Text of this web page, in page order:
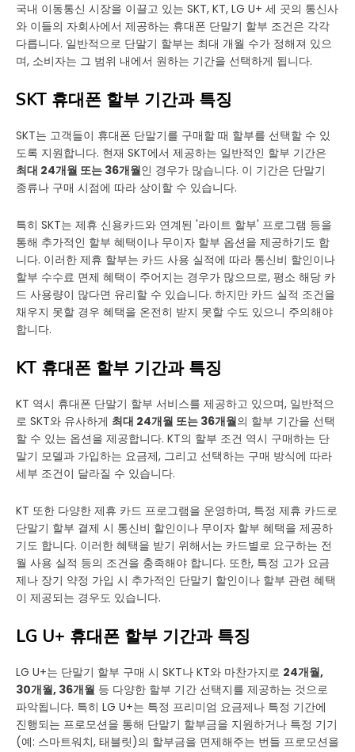
국내 이동통신 시장을 이끌고 있는 SKT, KT, LG U+ 세 곳의 통신사
와 이들의 자회사에서 제공하는 휴대폰 단말기 할부 조건은 각각
다릅니다. 일반적으로 단말기 할부는 최대 개월 수가 정해져 있으
며, 소비자는 그 범위 내에서 원하는 기간을 선택하게 됩니다.
SKT 휴대폰 할부 기간과 특징
SKT는 고객들이 휴대폰 단말기를 구매할 때 할부를 선택할 수 있
도록 지원합니다. 현재 SKT에서 제공하는 일반적인 할부 기간은
최대 24개월 또는 36개월인 경우가 많습니다. 이 기간은 단말기
종류나 구매 시점에 따라 상이할 수 있습니다.
특히 SKT는 제휴 신용카드와 연계된 '라이트 할부' 프로그램 등을
통해 추가적인 할부 혜택이나 무이자 할부 옵션을 제공하기도 합
니다. 이러한 제휴 할부는 카드 사용 실적에 따라 통신비 할인이나
할부 수수료 면제 혜택이 주어지는 경우가 많으므로, 평소 해당 카
드 사용량이 많다면 유리할 수 있습니다. 하지만 카드 실적 조건을
채우지 못할 경우 혜택을 온전히 받지 못할 수도 있으니 주의해야
합니다.
KT 휴대폰 할부 기간과 특징
KT 역시 휴대폰 단말기 할부 서비스를 제공하고 있으며, 일반적으
로 SKT와 유사하게 최대 24개월 또는 36개월의 할부 기간을 선택
할 수 있는 옵션을 제공합니다. KT의 할부 조건 역시 구매하는 단
말기 모델과 가입하는 요금제, 그리고 선택하는 구매 방식에 따라
세부 조건이 달라질 수 있습니다.
KT 또한 다양한 제휴 카드 프로그램을 운영하며, 특정 제휴 카드로
단말기 할부 결제 시 통신비 할인이나 무이자 할부 혜택을 제공하
기도 합니다. 이러한 혜택을 받기 위해서는 카드별로 요구하는 전
월 사용 실적 등의 조건을 충족해야 합니다. 또한, 특정 고가 요금
제나 장기 약정 가입 시 추가적인 단말기 할인이나 할부 관련 혜택
이 제공되는 경우도 있습니다.
LG U+ 휴대폰 할부 기간과 특징
LG U+는 단말기 할부 구매 시 SKT나 KT와 마찬가지로 24개월,
30개월, 36개월 등 다양한 할부 기간 선택지를 제공하는 것으로
파악됩니다. 특히 LG U+는 특정 프리미엄 요금제나 특정 기간에
진행되는 프로모션을 통해 단말기 할부금을 지원하거나 특정 기기
(예: 스마트워치, 태블릿)의 할부금을 면제해주는 번들 프로모션을